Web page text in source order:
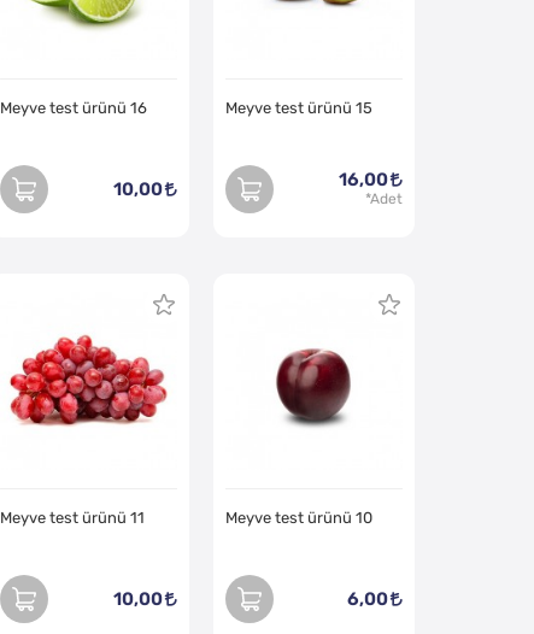
Meyve test ürünü 16
10,00
Meyve test ürünü 15
16,00
Meyve test ürünü 11
10,00
Meyve test ürünü 10
6,00